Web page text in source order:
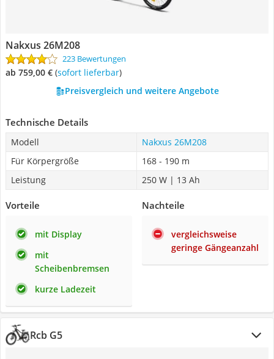
Nakxus 26M208
223 Bewertungen
ab 759,00 € ( Sofort lieferbar)
Preisvergleich und weitere Angebote
Technische Details
Modell
Nakxus 26M208
Für Körpergröße
168 - 190 m
Leistung
250 W | 13 Ah
Vorteile
mit Display
mit
Scheibenbremsen
kurze Ladezeit
Nachteile
vergleichsweise
geringe Gängeanzahl
Rcb G5